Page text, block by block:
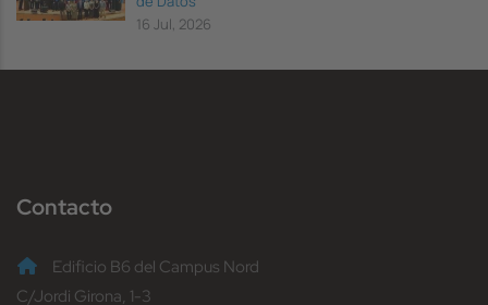
16 Jul, 2026
Contacto
Edificio B6 del Campus Nord
C/Jordi Girona, 1-3